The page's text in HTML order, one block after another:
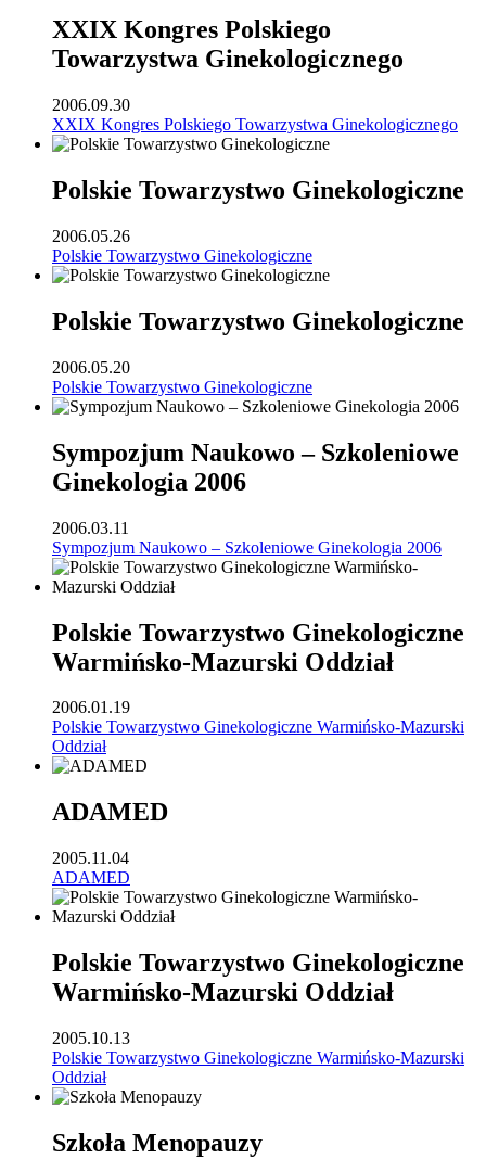
XXIX Kongres Polskiego
Towarzystwa Ginekologicznego
2006.09.30
XXIX Kongres Polskiego Towarzystwa Ginekologicznego
Polskie Towarzystwo Ginekologiczne
2006.05.26
Polskie Towarzystwo Ginekologiczne
Polskie Towarzystwo Ginekologiczne
2006.05.20
Polskie Towarzystwo Ginekologiczne
Sympozjum Naukowo – Szkoleniowe
Ginekologia 2006
2006.03.11
Sympozjum Naukowo – Szkoleniowe Ginekologia 2006
Polskie Towarzystwo Ginekologiczne
Warmińsko-Mazurski Oddział
2006.01.19
Polskie Towarzystwo Ginekologiczne Warmińsko-Mazurski
Oddział
ADAMED
2005.11.04
ADAMED
Polskie Towarzystwo Ginekologiczne
Warmińsko-Mazurski Oddział
2005.10.13
Polskie Towarzystwo Ginekologiczne Warmińsko-Mazurski
Oddział
Szkoła Menopauzy